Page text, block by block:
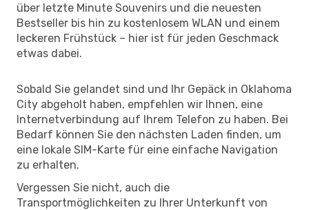
über letzte Minute Souvenirs und die neuesten
Bestseller bis hin zu kostenlosem WLAN und einem
leckeren Frühstück – hier ist für jeden Geschmack
etwas dabei.
Sobald Sie gelandet sind und Ihr Gepäck in Oklahoma
City abgeholt haben, empfehlen wir Ihnen, eine
Internetverbindung auf Ihrem Telefon zu haben. Bei
Bedarf können Sie den nächsten Laden finden, um
eine lokale SIM-Karte für eine einfache Navigation
zu erhalten.
Vergessen Sie nicht, auch die
Transportmöglichkeiten zu Ihrer Unterkunft von